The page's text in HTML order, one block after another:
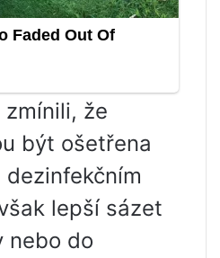
že
být ošetřena
lepší sázet
nebo do